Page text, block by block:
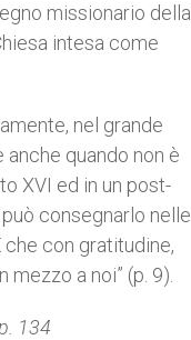
missionario della
intesa come
nel grande
quando non è
XVI ed in un post-
consegnarlo nelle
che con gratitudine,
a noi” (p. 9).
134